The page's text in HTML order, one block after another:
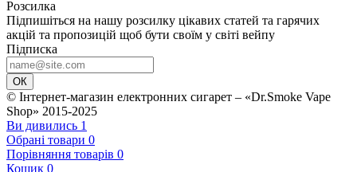
Розсилка
Підпишіться на нашу розсилку цікавих статей та гарячих
акцій та пропозицій щоб бути своїм у світі вейпу
Підписка
ОК
© Інтернет-магазин електронних сигарет – «Dr.Smoke Vape
Shop» 2015-2025
Ви дивились 1
Обрані товари 0
Порівняння товарів 0
Кошик 0